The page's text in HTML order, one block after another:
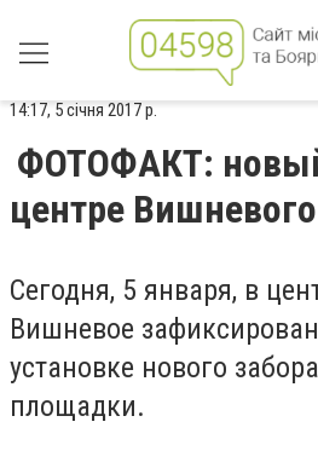
14:17, 5 січня 2017 р.
ФОТОФАКТ:
центре Вишневого
Сегодня, 5 января, в
Вишневое
установке нового
площадки.